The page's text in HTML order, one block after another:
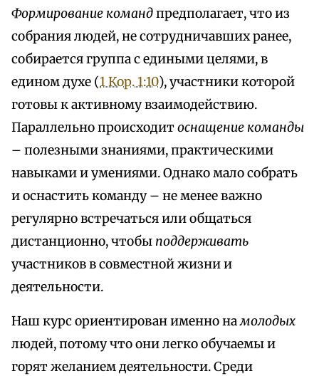
Формирование командпредполагает, что из
собрания людей, не сотрудничавших ранее,
собирается группа с едиными целями, в
едином духе (1 Кор. 1:10), участники которой
готовы к активному взаимодействию.
Параллельно происходитоснащение команды
– полезными знаниями, практическими
навыками и умениями. Однако мало собрать
и оснастить команду – не менее важно
регулярно встречаться или общаться
дистанционно, чтобы поддерживать
участников в совместной жизни и
деятельности.
Наш курс ориентирован именно намолодых
людей, потому что они легко обучаемы и
горят желанием деятельности. Среди